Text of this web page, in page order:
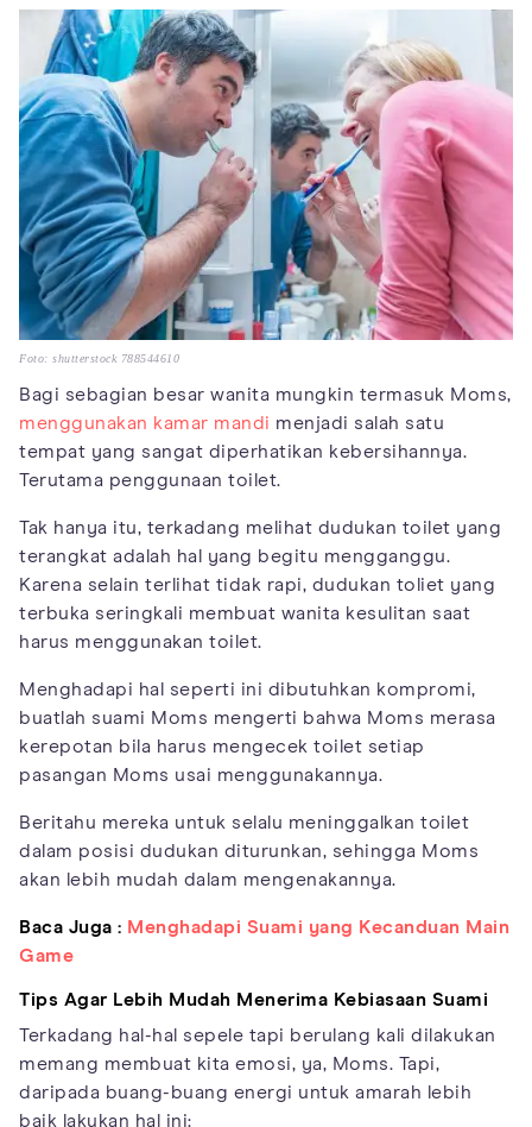
Foto: shutterstock 788544610
Bagi sebagian besar wanita mungkin termasuk Moms,
menggunakan kamar mandi menjadi salah satu
tempat yang sangat diperhatikan kebersihannya.
Terutama penggunaan toilet.
Tak hanya itu, terkadang melihat dudukan toilet yang
terangkat adalah hal yang begitu mengganggu.
Karena selain terlihat tidak rapi, dudukan toliet yang
terbuka seringkali membuat wanita kesulitan saat
harus menggunakan toilet.
Menghadapi hal seperti ini dibutuhkan kompromi,
buatlah suami Moms mengerti bahwa Moms merasa
kerepotan bila harus mengecek toilet setiap
pasangan Moms usai menggunakannya.
Beritahu mereka untuk selalu meninggalkan toilet
dalam posisi dudukan diturunkan, sehingga Moms
akan lebih mudah dalam mengenakannya.
Baca Juga : Menghadapi Suami yang Kecanduan Main
Game
Tips Agar Lebih Mudah Menerima Kebiasaan Suami
Terkadang hal-hal sepele tapi berulang kali dilakukan
memang membuat kita emosi, ya, Moms. Tapi,
daripada buang-buang energi untuk amarah lebih
baik lakukan hal ini: